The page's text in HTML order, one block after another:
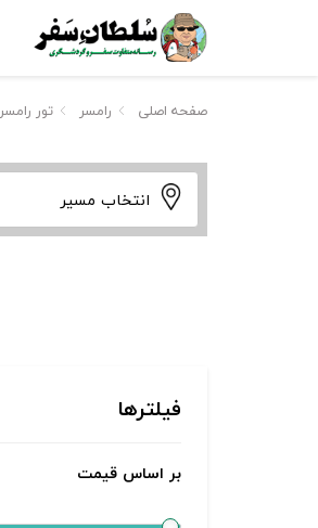
صفحه اصلی رامسر تور رامسر
انتخاب مسیر
فیلترها
بر اساس قیمت